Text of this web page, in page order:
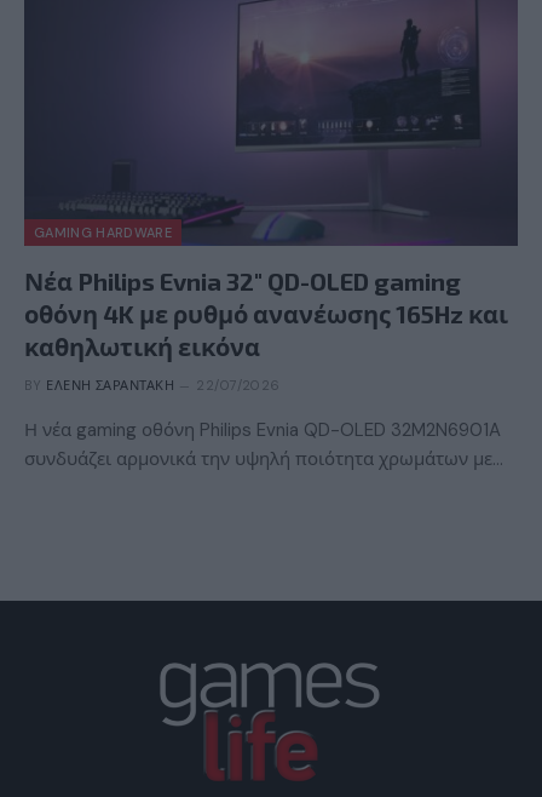
GAMING HARDWARE
Νέα Philips Evnia 32″ QD-OLED gaming
οθόνη 4K με ρυθμό ανανέωσης 165Hz και
καθηλωτική εικόνα
BY ΕΛΈΝΗ ΣΑΡΑΝΤΆΚΗ 22/07/2026
Η νέα gaming οθόνη Philips Evnia QD-OLED 32M2N6901A
συνδυάζει αρμονικά την υψηλή ποιότητα χρωμάτων με…